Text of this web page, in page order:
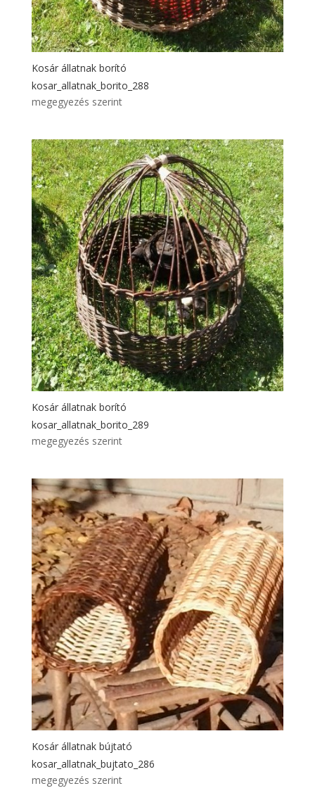
Kosár állatnak borító
kosar_allatnak_borito_288
megegyezés szerint
Kosár állatnak borító
kosar_allatnak_borito_289
megegyezés szerint
Kosár állatnak bújtató
kosar_allatnak_bujtato_286
megegyezés szerint